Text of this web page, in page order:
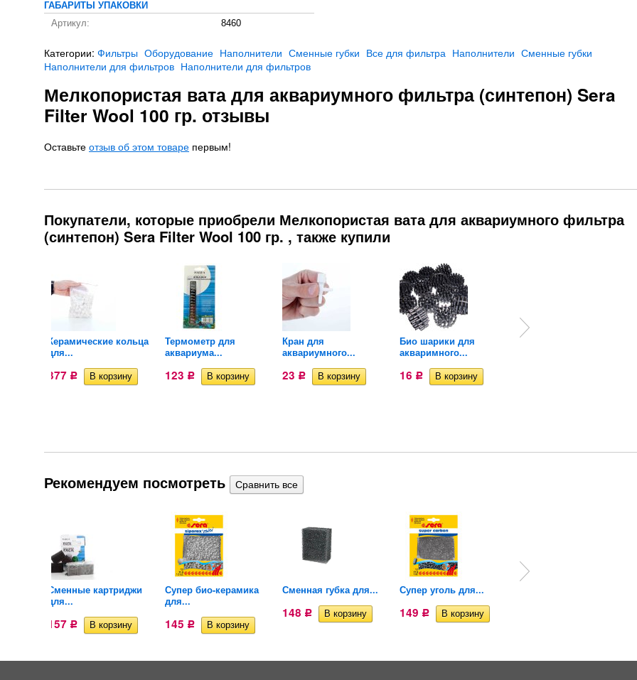
ГАБАРИТЫ УПАКОВКИ
Артикул:
8460
Категории: Фильтры Оборудование Наполнители Сменные губки Все для фильтра Наполнители Сменные губки
Наполнители для фильтров Наполнители для фильтров
Мелкопористая вата для аквариумного фильтра (синтепон) Sera
Filter Wool 100 гр. отзывы
Оставьте отзыв об этом товаре первым!
Покупатели, которые приобрели Мелкопористая вата для аквариумного фильтра
(синтепон) Sera Filter Wool 100 гр. , также купили
Керамические кольца
для...
377 Р
Термометр для
аквариума...
123 Р
Кран для
аквариумного...
23 Р
Био шарики для
акваримного...
16 Р
Распылитель для
Рекомендуем посмотреть
Сменные картриджи
для...
157 Р
Супер био-керамика
для...
145 Р
Сменная губка для...
148 Р
Супер уголь для...
149 Р